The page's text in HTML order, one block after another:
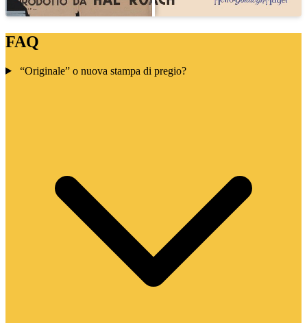
FAQ
“Originale” o nuova stampa di pregio?